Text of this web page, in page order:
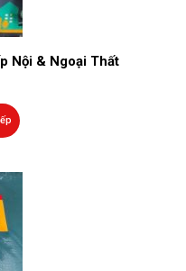
Nội & Ngoại Thất